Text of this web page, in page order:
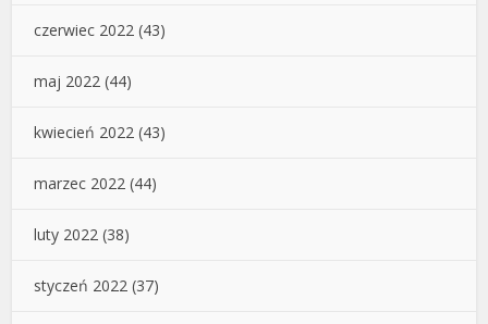
czerwiec 2022 (43)
maj 2022 (44)
kwiecień 2022 (43)
marzec 2022 (44)
luty 2022 (38)
styczeń 2022 (37)